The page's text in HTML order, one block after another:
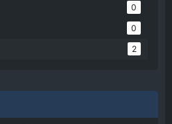
0
0
2